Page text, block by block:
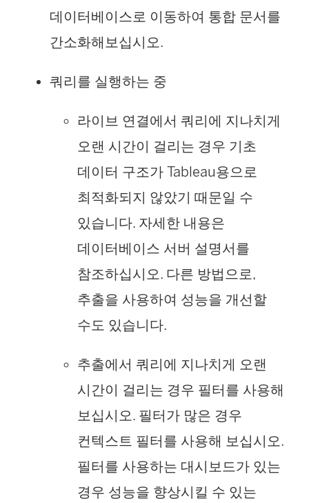
데이터베이스로 이동하여 통합 문서를
간소화해보십시오.
쿼리를 실행하는 중
라이브 연결에서 쿼리에 지나치게
오랜 시간이 걸리는 경우 기초
데이터 구조가 Tableau용으로
최적화되지 않았기 때문일 수
있습니다. 자세한 내용은
데이터베이스 서버 설명서를
참조하십시오. 다른 방법으로,
추출을 사용하여 성능을 개선할
수도 있습니다.
추출에서 쿼리에 지나치게 오랜
시간이 걸리는 경우 필터를 사용해
보십시오. 필터가 많은 경우
컨텍스트 필터를 사용해 보십시오.
필터를 사용하는 대시보드가 있는
경우 성능을 향상시킬 수 있는